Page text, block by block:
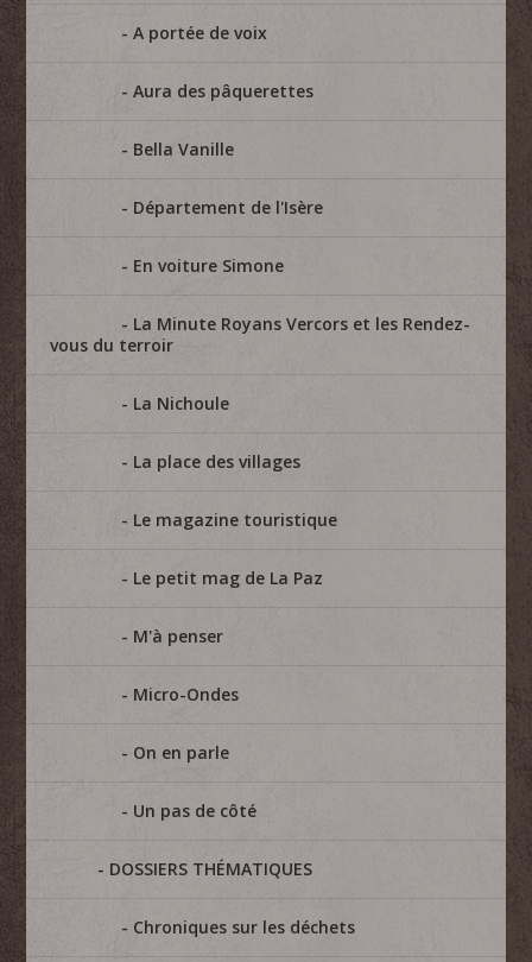
A portée de voix
Aura des pâquerettes
Bella Vanille
Département de l'Isère
En voiture Simone
La Minute Royans Vercors et les Rendez-
vous du terroir
La Nichoule
La place des villages
Le magazine touristique
Le petit mag de La Paz
M'à penser
Micro-Ondes
On en parle
Un pas de côté
DOSSIERS THÉMATIQUES
Chroniques sur les déchets